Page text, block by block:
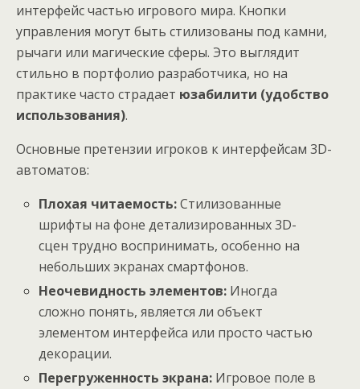
интерфейс частью игрового мира. Кнопки
управления могут быть стилизованы под камни,
рычаги или магические сферы. Это выглядит
стильно в портфолио разработчика, но на
практике часто страдает юзабилити (удобство
использования).
Основные претензии игроков к интерфейсам 3D-
автоматов:
Плохая читаемость:Стилизованные
шрифты на фоне детализированных 3D-
сцен трудно воспринимать, особенно на
небольших экранах смартфонов.
Неочевидность элементов: Иногда
сложно понять, является ли объект
элементом интерфейса или просто частью
декорации.
Перегруженность экрана: Игровое поле в